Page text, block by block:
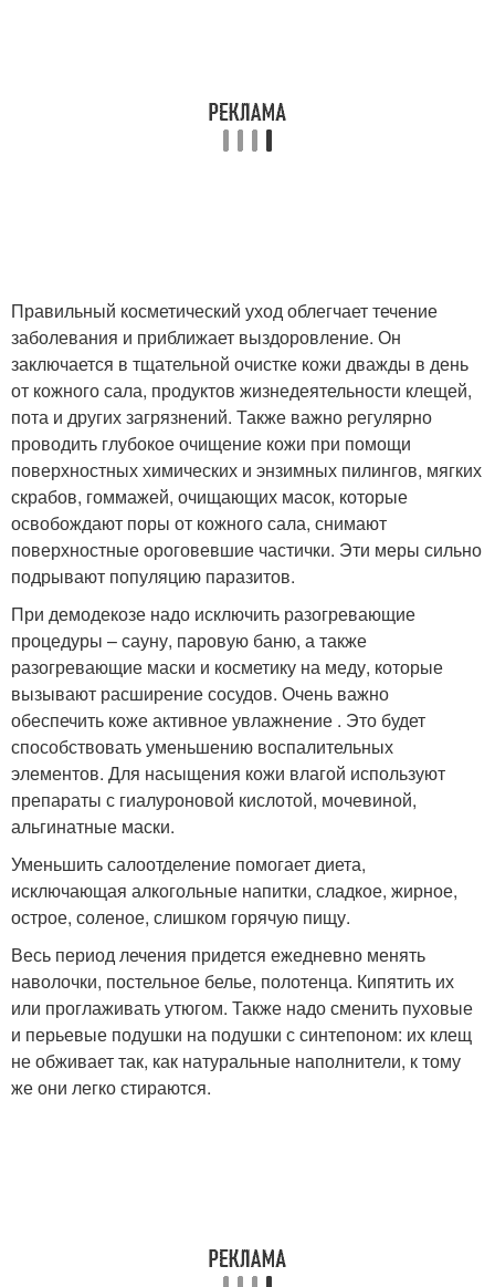
Правильный косметический уход облегчает течение
заболевания и приближает выздоровление. Он
заключается в тщательной очистке кожи дважды в день
от кожного сала, продуктов жизнедеятельности клещей,
пота и других загрязнений. Также важно регулярно
проводить глубокое очищение кожи при помощи
поверхностных химических и энзимных пилингов, мягких
скрабов, гоммажей, очищающих масок, которые
освобождают поры от кожного сала, снимают
поверхностные ороговевшие частички. Эти меры сильно
подрывают популяцию паразитов.
При демодекозе надо исключить разогревающие
процедуры – сауну, паровую баню, а также
разогревающие маски и косметику на меду, которые
вызывают расширение сосудов. Очень важно
обеспечить коже активное увлажнение . Это будет
способствовать уменьшению воспалительных
элементов. Для насыщения кожи влагой используют
препараты с гиалуроновой кислотой, мочевиной,
альгинатные маски.
Уменьшить салоотделение помогает диета,
исключающая алкогольные напитки, сладкое, жирное,
острое, соленое, слишком горячую пищу.
Весь период лечения придется ежедневно менять
наволочки, постельное белье, полотенца. Кипятить их
или проглаживать утюгом. Также надо сменить пуховые
и перьевые подушки на подушки с синтепоном: их клещ
не обживает так, как натуральные наполнители, к тому
же они легко стираются.